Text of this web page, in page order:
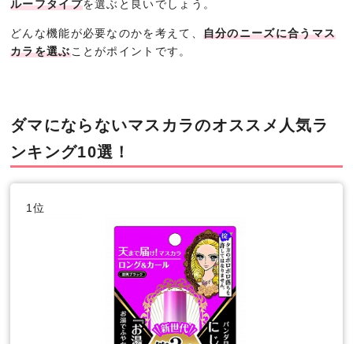
ルーフタイプを選ぶと良いでしょう。
どんな機能が必要なのかを考えて、 自分のニーズに合うマス
カラを選ぶことがポイントです。
ダマにならないマスカラのオススメ人気ラ
ンキング10選！
1位